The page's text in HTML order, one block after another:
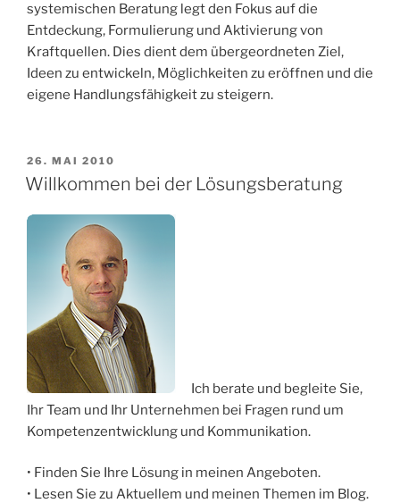
systemischen Beratung legt den Fokus auf die
Entdeckung, Formulierung und Aktivierung von
Kraftquellen. Dies dient dem übergeordneten Ziel,
Ideen zu entwickeln, Möglichkeiten zu eröffnen und die
eigene Handlungsfähigkeit zu steigern.
VERÖFFENTLICHT
AM
26. MAI 2010
Willkommen bei der Lösungsberatung
Ich berate und begleite Sie,
Ihr Team und Ihr Unternehmen bei Fragen rund um
Kompetenzentwicklung und Kommunikation.
• Finden Sie Ihre Lösung in meinen Angeboten.
• Lesen Sie zu Aktuellem und meinen Themen im Blog.